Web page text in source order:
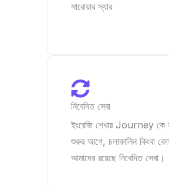
সারোয়ার স্যার
নিবেদিত সেবা
ইংরেজি শেখার Journey কে
শুরুর আগে, চলাকালিন কিংবা
আমাদের রয়েছে নিবেদিত সেবা।